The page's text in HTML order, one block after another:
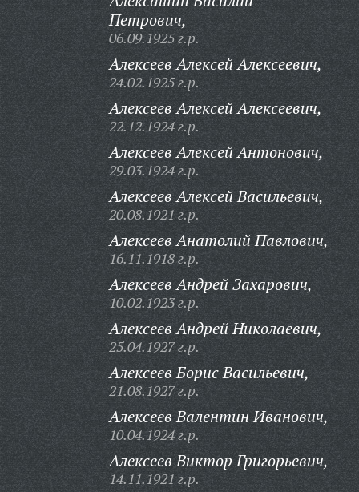
Петрович,
06.09.1925 г.р.
Алексеев Алексей Алексеевич,
24.02.1925 г.р.
Алексеев Алексей Алексеевич,
22.12.1924 г.р.
Алексеев Алексей Антонович,
29.03.1924 г.р.
Алексеев Алексей Васильевич,
20.08.1921 г.р.
Алексеев Анатолий Павлович,
16.11.1918 г.р.
Алексеев Андрей Захарович,
10.02.1923 г.р.
Алексеев Андрей Николаевич,
25.04.1927 г.р.
Алексеев Борис Васильевич,
21.08.1927 г.р.
Алексеев Валентин Иванович,
10.04.1924 г.р.
Алексеев Виктор Григорьевич,
14.11.1921 г.р.